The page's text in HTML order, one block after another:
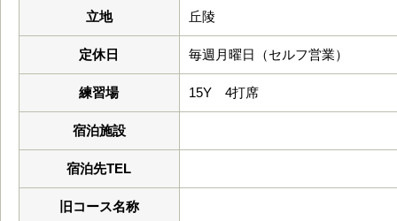
立地 丘陵
定休日 毎週月曜日（セルフ営業）
練習場 15Y 4打席
宿泊施設
宿泊先TEL
旧コース名称